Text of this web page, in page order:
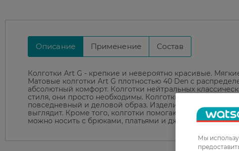
Описание Применение Состав
Колготки Art G - крепкие и невероятно красивые.
Матовые колготки Art G плотностью 40 Den с
абсолютный комфорт. Колготки нейтральных
стиля, они просто необходимы. Колготки Art G - важная
повседневный и деловой образ. Изделие крепкий,
выглядит. Кроме того, колготки помогают
можно носить с брюками, платьями и джинсами.
Мы